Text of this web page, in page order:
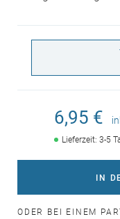
6,95 €
Lieferzeit: 3-5
IN
ODER BEI EINEM